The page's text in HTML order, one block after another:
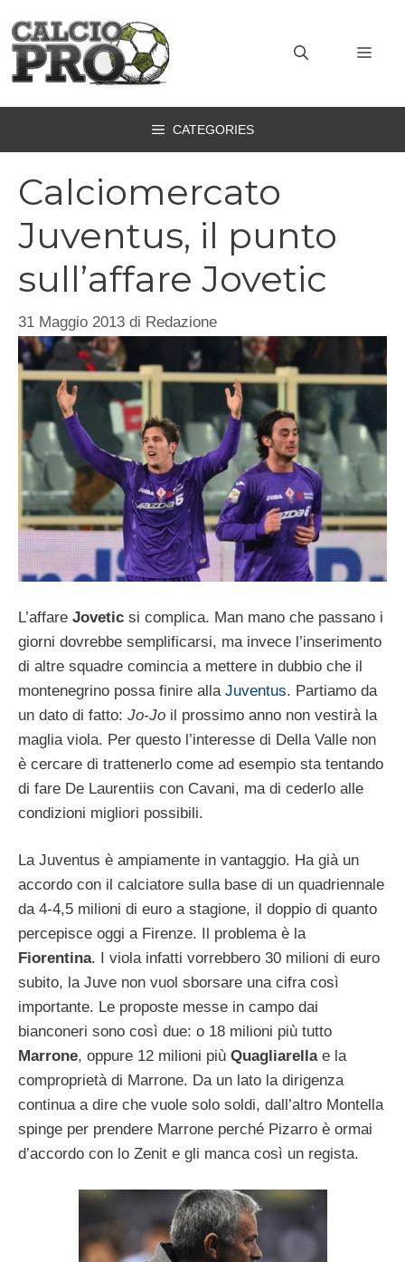
contenuto
CATEGORIES
Calciomercato
Juventus, il punto
sull’affare Jovetic
31 Maggio 2013 di Redazione
L’affare Jovetic si complica. Man mano che passano i
giorni dovrebbe semplificarsi, ma invece l’inserimento
di altre squadre comincia a mettere in dubbio che il
montenegrino possa finire alla Juventus. Partiamo da
un dato di fatto: Jo-Jo il prossimo anno non vestirà la
maglia viola. Per questo l’interesse di Della Valle non
è cercare di trattenerlo come ad esempio sta tentando
di fare De Laurentiis con Cavani, ma di cederlo alle
condizioni migliori possibili.
La Juventus è ampiamente in vantaggio. Ha già un
accordo con il calciatore sulla base di un quadriennale
da 4-4,5 milioni di euro a stagione, il doppio di quanto
percepisce oggi a Firenze. Il problema è la
Fiorentina. I viola infatti vorrebbero 30 milioni di euro
subito, la Juve non vuol sborsare una cifra così
importante. Le proposte messe in campo dai
bianconeri sono così due: o 18 milioni più tutto
Marrone, oppure 12 milioni più Quagliarellae la
comproprietà di Marrone. Da un lato la dirigenza
continua a dire che vuole solo soldi, dall’altro Montella
spinge per prendere Marrone perché Pizarro è ormai
d’accordo con lo Zenit e gli manca così un regista.